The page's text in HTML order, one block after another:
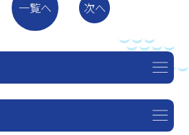
一覧へ 次へ